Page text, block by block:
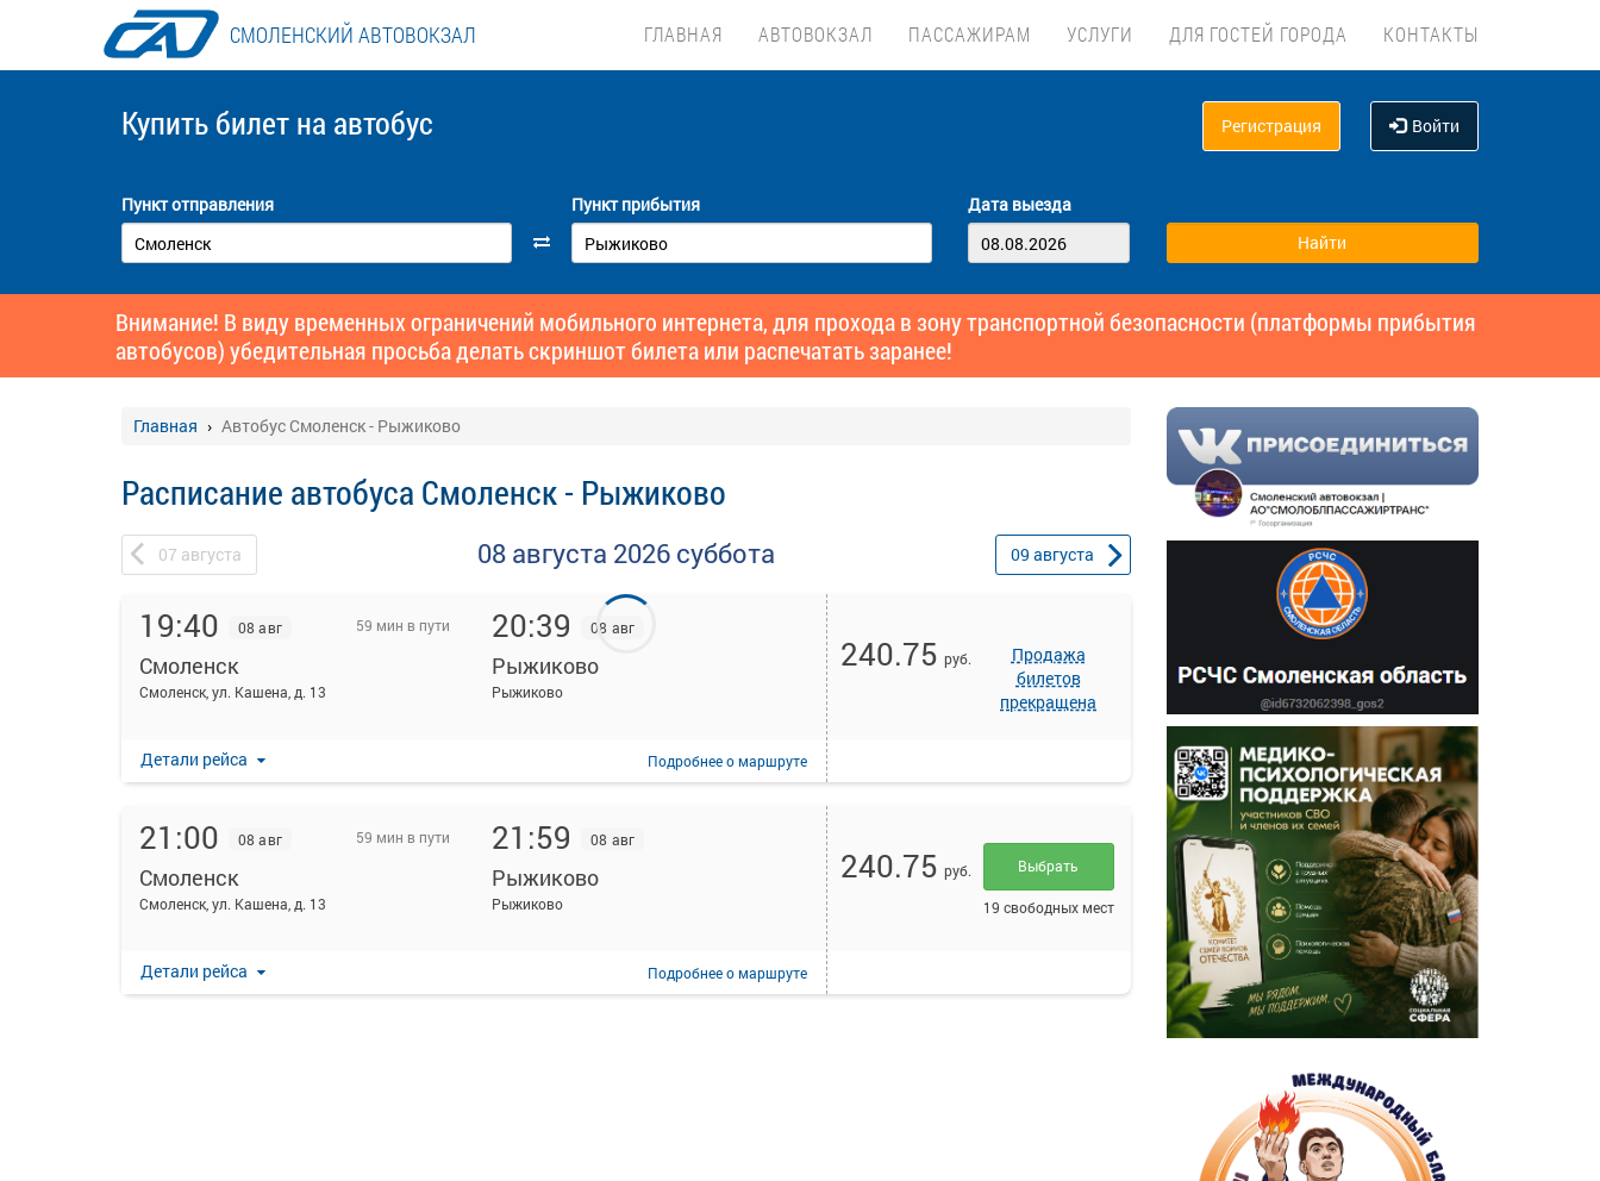
СМОЛЕНСКИЙ АВТОВОКЗАЛ ГЛАВНАЯ АВТОВОКЗАЛ ПАССАЖИРАМ УСЛУГИ ДЛЯ ГОСТЕЙ ГОРОДА КОНТАКТЫ
Купить билет на автобус Регистрация Войти
Пункт отправления Пункт прибытия Дата выезда
Внимание! В виду временных ограничений мобильного интернета, для прохода в зону транспортной безопасности (платформы прибытия
автобусов) убедительная просьба делать скриншот билета или распечатать заранее!
Главная Автобус Смоленск - Рыжиково
Расписание автобуса Смоленск - Рыжиково
07 августа 08 августа 2026 суббота 09 августа
19:40 08 авг 59 мин в пути
Смоленск
Смоленск, ул. Кашена, д. 13
20:39 08 авг
Рыжиково
Рыжиково
Детали рейса Подробнеео маршруте
240.75 руб.
Продажа
билетов
прекращена
21:00 08 авг 59 мин в пути
Смоленск
Смоленск, ул. Кашена, д. 13
21:59 08 авг
Рыжиково
Рыжиково
Детали рейса Подробнеео маршруте
240.75 руб. Выбрать
19 свободных мест